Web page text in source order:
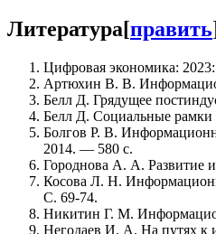
Литература[править
Цифровая экономика:
Артюхин В. В.
Белл Д. Грядущее
Белл Д. Социальные
Болгов Р. В.
2014. — 580 с.
Городнова А. А. Развитие
Косова Л. Н.
С. 69-74.
Никитин Г. М.
Негодаев И. А. На путях к